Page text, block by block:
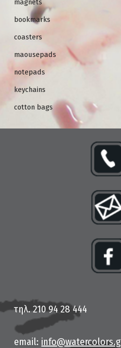
magnets
bookmarks
coasters
maousepads
notepads
keychains
cotton bags
τηλ. 210 94 28 444
email: info@watercolors.g